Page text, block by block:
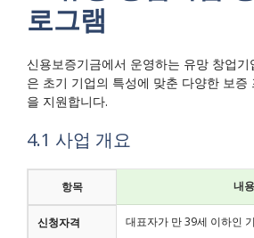
로그램
신용보증기금에서 운영하는 유망 창업
은 초기 기업의 특성에 맞춘 다양한 보증
을 지원합니다.
4.1 사업 개요
항목 내용
신청자격 대표자가 만 39세 이하인